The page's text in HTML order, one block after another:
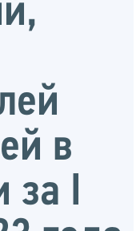
в
за I